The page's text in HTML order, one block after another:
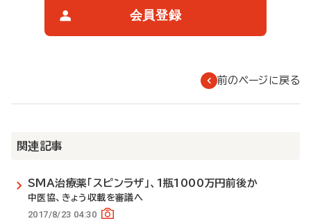
会員登録
前のページに戻る
関連記事
SMA治療薬「スピンラザ」、1瓶1000万円前後か
中医協、きょう収載を審議へ
2017/8/23 04:30